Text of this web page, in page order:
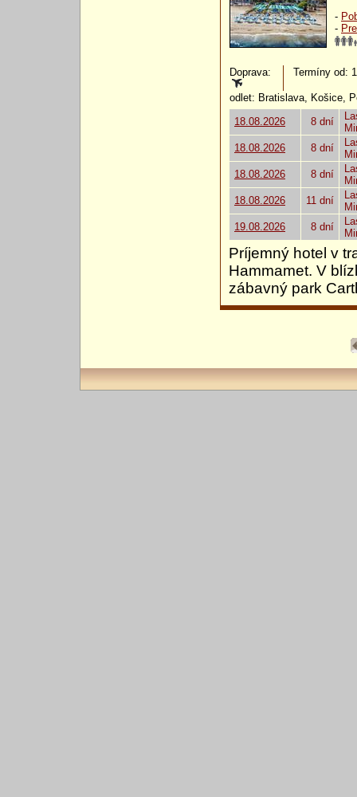
-
-
Doprava: Termíny od:
odlet: Bratislava, Košice,
18.08.2026
8 dní
18.08.2026
8 dní
18.08.2026
8 dní
18.08.2026
11 dní
19.08.2026
8 dní
Príjemný hotel v
Hammamet. V
zábavný park